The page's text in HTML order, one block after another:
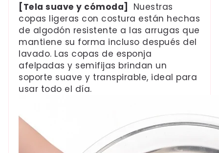
[Tela suave y cómoda]
Nuestras
copas ligeras con costura están hechas
de algodón resistente a las arrugas que
mantiene su forma incluso después del
lavado. Las copas de esponja
afelpadas y semifijas brindan un
soporte suave y transpirable, ideal para
usar todo el día.